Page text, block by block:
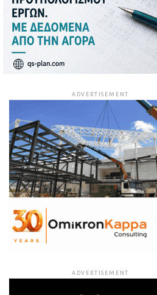
ADVERTISEMENT
ADVERTISEMENT